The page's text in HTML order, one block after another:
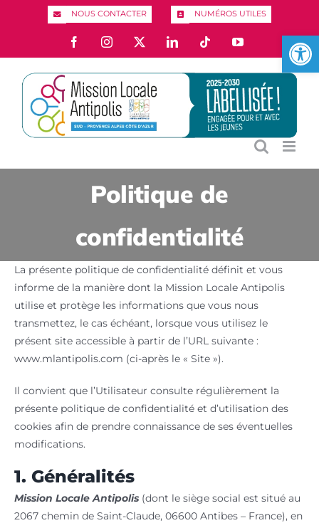
Ouvrir
NOUS CONTACTER NUMÉROS UTILES
FacebookInstagram LinkedIn Tiktok YouTube
Politique de
confidentialité
La présente politique de confidentialité définit et vous
informe de la manière dont la Mission Locale Antipolis
utilise et protège les informations que vous nous
transmettez, le cas échéant, lorsque vous utilisez le
présent site accessible à partir de l’URL suivante :
www.mlantipolis.com (ci-après le « Site »).
Il convient que l’Utilisateur consulte régulièrement la
présente politique de confidentialité et d’utilisation des
cookies afin de prendre connaissance de ses éventuelles
modifications.
1. Généralités
Mission Locale Antipolis (dont le siège social est situé au
2067 chemin de Saint-Claude, 06600 Antibes – France), en